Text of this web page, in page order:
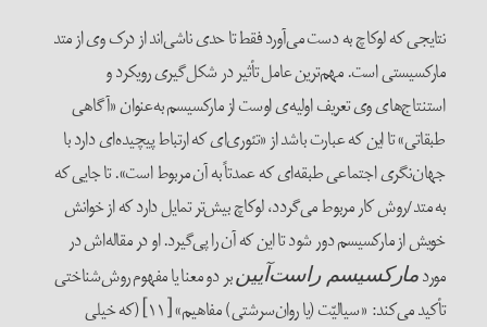
نتایجی که لوکاچ به دست می‌آورد فقط تا حدی ناشی‌اند از درک وی از متد
مارکسیستی است. مهم‌ترین عامل تأثیر در شکل‌گیری رویکرد و
استنتاج‌های وی تعریف اولیه‌ی اوست از مارکسیسم به‌عنوان «آگاهی
طبقاتی» تا این که عبارت باشد از «تئوری‌ا‌ی‌ که ارتباط پیچیده‌ای دارد با
جهان‌نگری اجتماعی طبقه‌ای که عمدتاً به آن مربوط است». تا جایی که
به متد/روش کار مربوط می‌گردد، لوکاچ بیش‌تر تمایل دارد که از خوانش
خویش از مارکسیسم دور شود تا این که آن را پی‌گیرد. او در مقاله‌اش در
مارکسیسم راست‌آیینبر دو معنا یا مفهوم روش‌شناختی
تأکید می‌کند: «سیالیّت (یا روان‌سرشتی) مفاهیم» [۱۱] (که خیلی